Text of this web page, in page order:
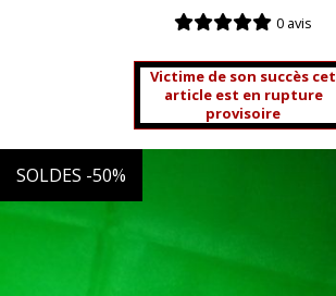
0 avis
Victime de son succès cet
article est en rupture
provisoire
SOLDES -50%